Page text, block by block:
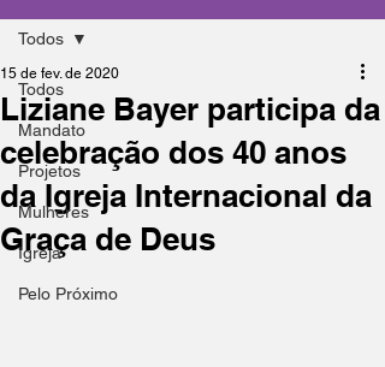
Todos
Mandato
Projetos
Mulheres
Igreja
Pelo Próximo
Todos
Liziane Bayer participa da
celebração dos 40 anos
da Igreja Internacional da
Graça de Deus
15 de fev. de 2020